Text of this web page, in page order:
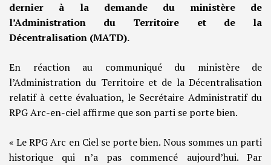
dernier à la demande du ministère de
l’Administration du Territoire et de la
Décentralisation (MATD).
En réaction au communiqué du ministère de
l’Administration du Territoire et de la Décentralisation
relatif à cette évaluation, le Secrétaire Administratif du
RPG Arc-en-ciel affirme que son parti se porte bien.
« Le RPG Arc en Ciel se porte bien. Nous sommes un parti
historique qui n’a pas commencé aujourd’hui. Par